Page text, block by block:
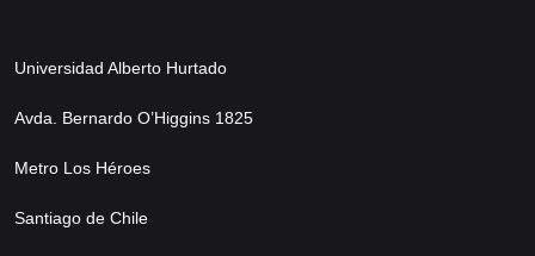
Universidad Alberto Hurtado
Avda. Bernardo O’Higgins 1825
Metro Los Héroes
Santiago de Chile